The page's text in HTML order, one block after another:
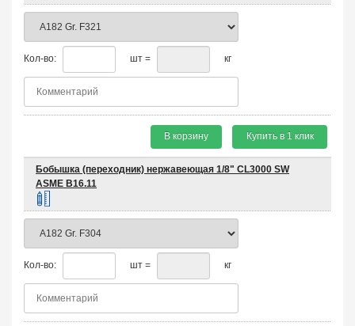
Кол-во: шт = кг
В корзину Купить в 1 клик
Бобышка (переходник) нержавеющая 1/8" CL3000 SW
ASME B16.11
Кол-во: шт = кг